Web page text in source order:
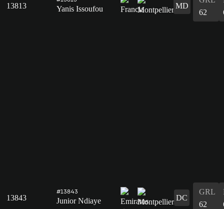
13813 Yanis Issoufou MD
62
13843
#13843
Junior Ndiaye DC
GRL
62